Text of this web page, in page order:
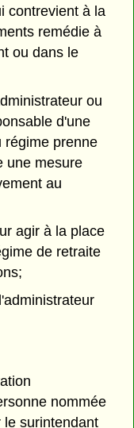
contrevient à la
remédie à
ou dans le
ou
d'une
régime prenne
une mesure
au
agir à la place
de retraite
nommée
le surintendant